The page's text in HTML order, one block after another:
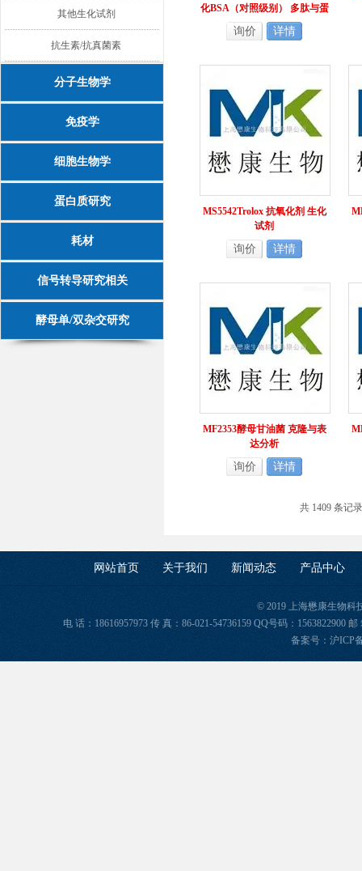
其他生化试剂
抗生素/抗真菌素
分子生物学
免疫学
细胞生物学
蛋白质研究
耗材
信号转导研究相关
酵母单/双杂交研究
化BSA（对照级别） 多肽与蛋
白
询价 详情
MS5542Trolox 抗氧化剂 生化
试剂
询价 详情
MF2353酵母甘油菌 克隆与表
达分析
询价 详情
共 1409 条记
网站首页 关于我们 新闻动态 产品中心
© 2019 上海懋康生物科
电 话：18616957973 传 真：86-021-54736159 QQ号码：1563822900
备案号： 沪ICP